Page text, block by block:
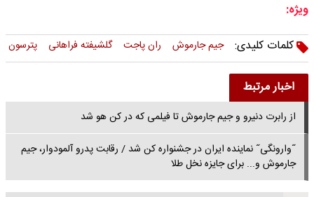
ویژه:
کلمات کلیدی:
جیم جارموش ران پاجت گلشیفته فراهانی پترسون
اخبار مرتبط
از رابرت دنیرو و جیم جارموش تا فیلمی که در کن هو شد
˝وارونگی˝ نماینده ایران در جشنواره کن شد / رقابت پدرو آلمودوار، جیم
جارموش و... برای جایزه نخل طلا